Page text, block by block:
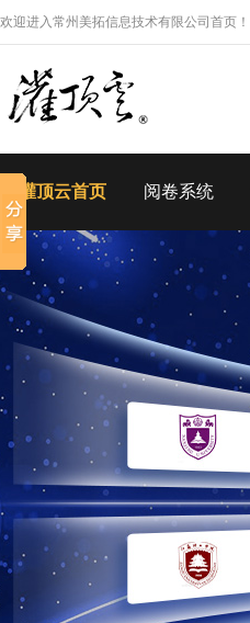
欢迎进入常州美拓信息技术有限公司首页！
灌顶云首页 阅卷系统